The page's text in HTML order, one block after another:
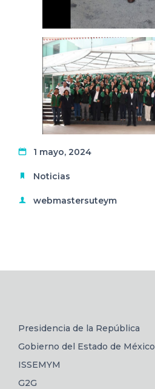
1 mayo, 2024
Noticias
webmastersuteym
Presidencia de la República
Gobierno del Estado de México
ISSEMYM
G2G